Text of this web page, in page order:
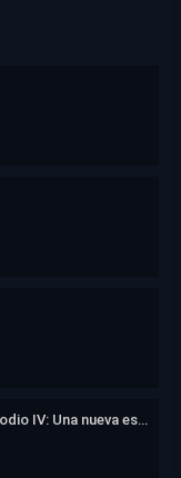
La guerra de las galaxias Episodio IV: Una nueva esperanza